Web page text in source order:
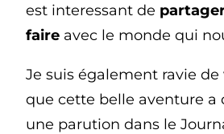
est interessant de
faire avec le monde qui
Je suis également ravie
que cette belle aventure a
une parution dans le